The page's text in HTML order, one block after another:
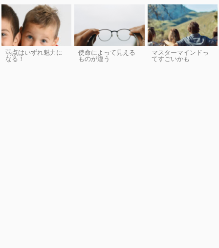
弱点はいずれ魅力に
なる！
使命によって見える
ものが違う
マスターマインドっ
てすごいかも